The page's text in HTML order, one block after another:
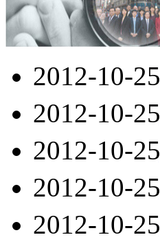
2012-10-25
2012-10-25
2012-10-25
2012-10-25
2012-10-25